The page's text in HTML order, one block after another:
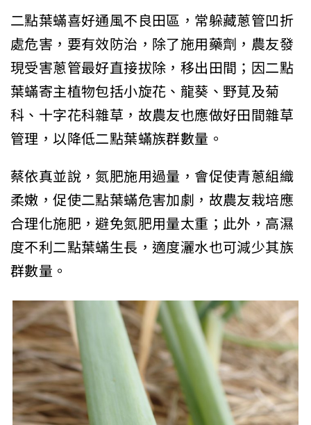
二點葉蟎喜好通風不良田區，常躲藏蔥管凹折
處危害，要有效防治，除了施用藥劑，農友發
現受害蔥管最好直接拔除，移出田間；因二點
葉蟎寄主植物包括小旋花、龍葵、野莧及菊
科、十字花科雜草，故農友也應做好田間雜草
管理，以降低二點葉蟎族群數量。
蔡依真並說，氮肥施用過量，會促使青蔥組織
柔嫩，促使二點葉蟎危害加劇，故農友栽培應
合理化施肥，避免氮肥用量太重；此外，高濕
度不利二點葉蟎生長，適度灑水也可減少其族
群數量。